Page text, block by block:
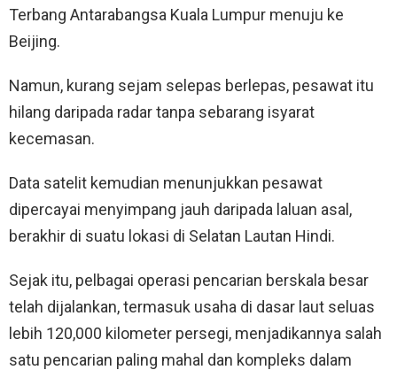
Terbang Antarabangsa Kuala Lumpur menuju ke
Beijing.
Namun, kurang sejam selepas berlepas, pesawat itu
hilang daripada radar tanpa sebarang isyarat
kecemasan.
Data satelit kemudian menunjukkan pesawat
dipercayai menyimpang jauh daripada laluan asal,
berakhir di suatu lokasi di Selatan Lautan Hindi.
Sejak itu, pelbagai operasi pencarian berskala besar
telah dijalankan, termasuk usaha di dasar laut seluas
lebih 120,000 kilometer persegi, menjadikannya salah
satu pencarian paling mahal dan kompleks dalam